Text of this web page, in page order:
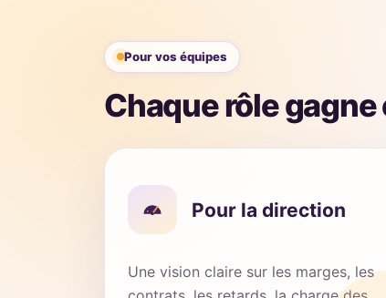
Pour vos équipes
Chaque rôle
Pour la direction
Une vision claire sur les marges, les